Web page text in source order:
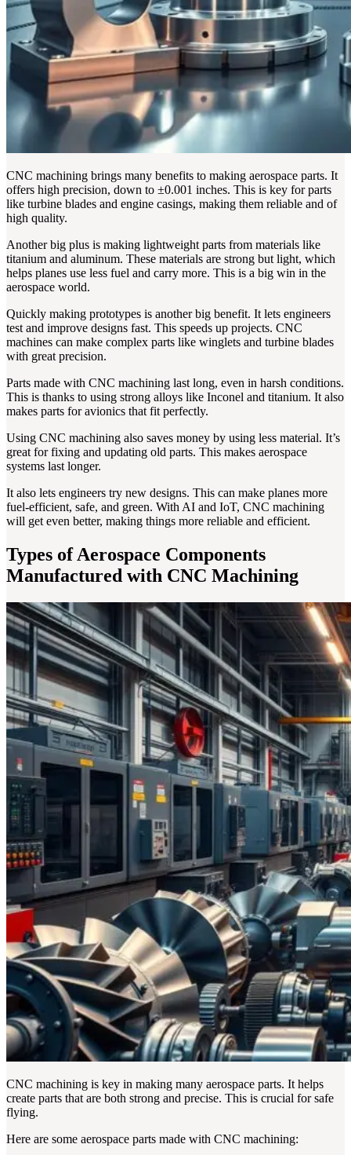
CNC machining brings many benefits to making aerospace parts. It
offers high precision, down to ±0.001 inches. This is key for parts
like turbine blades and engine casings, making them reliable and of
high quality.
Another big plus is making lightweight parts from materials like
titanium and aluminum. These materials are strong but light, which
helps planes use less fuel and carry more. This is a big win in the
aerospace world.
Quickly making prototypes is another big benefit. It lets engineers
test and improve designs fast. This speeds up projects. CNC
machines can make complex parts like winglets and turbine blades
with great precision.
Parts made with CNC machining last long, even in harsh conditions.
This is thanks to using strong alloys like Inconel and titanium. It also
makes parts for avionics that fit perfectly.
Using CNC machining also saves money by using less material. It’s
great for fixing and updating old parts. This makes aerospace
systems last longer.
It also lets engineers try new designs. This can make planes more
fuel-efficient, safe, and green. With AI and IoT, CNC machining
will get even better, making things more reliable and efficient.
Types of Aerospace Components
Manufactured with CNC Machining
CNC machining is key in making many aerospace parts. It helps
create parts that are both strong and precise. This is crucial for safe
flying.
Here are some aerospace parts made with CNC machining: